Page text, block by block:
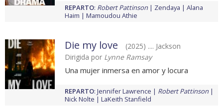
REPARTO: Robert Pattinson Zendaya
Alana
Haim
Mamoudou Athie
Die my love
(2025) .... Jackson
Dirigida por Lynne Ramsay
Una mujer inmersa en amor y locura
REPARTO: Jennifer Lawrence
Robert Pattinson
Nick Nolte
LaKeith Stanfield